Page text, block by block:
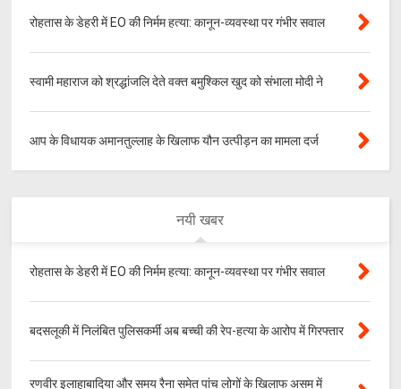
रोहतास के डेहरी में EO की निर्मम हत्या: कानून-व्यवस्था पर गंभीर सवाल
स्वामी महाराज को श्रद्धांजलि देते वक्त बमुश्किल खुद को संभाला मोदी ने
आप के विधायक अमानतुल्लाह के खिलाफ यौन उत्पीड़न का मामला दर्ज
नयी खबर
रोहतास के डेहरी में EO की निर्मम हत्या: कानून-व्यवस्था पर गंभीर सवाल
बदसलूकी में निलंबित पुलिसकर्मी अब बच्ची की रेप-हत्या के आरोप में गिरफ्तार
रणवीर इलाहाबादिया और समय रैना समेत पांच लोगों के खिलाफ असम में